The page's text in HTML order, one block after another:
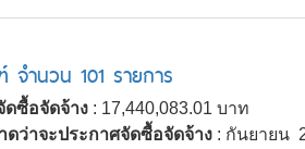
จำนวน 101 รายการ
ดซื้อจัดจ้าง : 17,440,083.01 บาท
ดว่าจะประกาศจัดซื้อจัดจ้าง : กันยายน